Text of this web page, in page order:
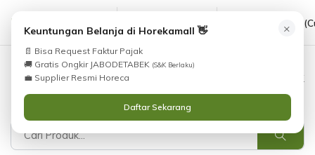
(021) 38783380 08551688000
Masuk
×
Keuntungan Belanja di Horekamall 👋
📄 Bisa Request Faktur Pajak
🚚 Gratis Ongkir JABODETABEK (S&K Berlaku)
💼 Supplier Resmi Horeca
Daftar Sekarang